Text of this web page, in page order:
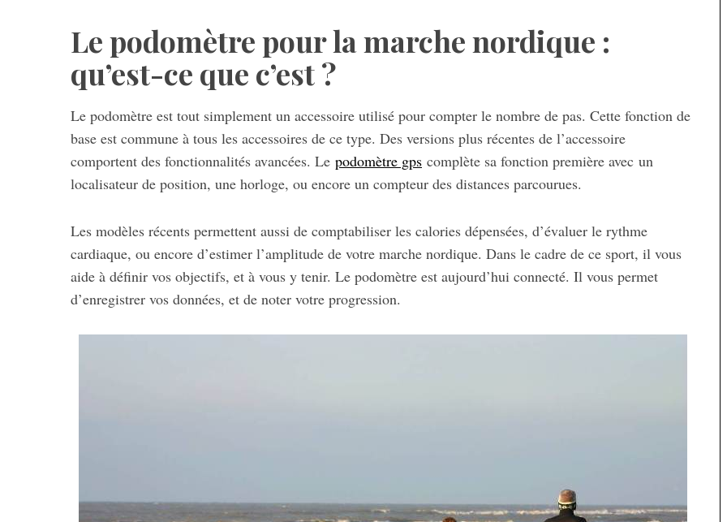
Le podomètre pour la marche nordique :
qu’est-ce que c’est ?
Le podomètre est tout simplement un accessoire utilisé pour compter le nombre de pas. Cette fonction de
base est commune à tous les accessoires de ce type. Des versions plus récentes de l’accessoire
comportent des fonctionnalités avancées. Le podomètre gps complète sa fonction première avec un
localisateur de position, une horloge, ou encore un compteur des distances parcourues.
Les modèles récents permettent aussi de comptabiliser les calories dépensées, d’évaluer le rythme
cardiaque, ou encore d’estimer l’amplitude de votre marche nordique. Dans le cadre de ce sport, il vous
aide à définir vos objectifs, et à vous y tenir. Le podomètre est aujourd’hui connecté. Il vous permet
d’enregistrer vos données, et de noter votre progression.
Beauté Mode